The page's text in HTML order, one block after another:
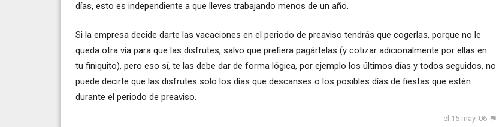
días, esto es independiente a que lleves trabajando menos de un año.
Si la empresa decide darte las vacaciones en el periodo de preaviso tendrás que cogerlas, porque no le
queda otra vía para que las disfrutes, salvo que prefiera pagártelas (y cotizar adicionalmente por ellas en
tu finiquito), pero eso sí, te las debe dar de forma lógica, por ejemplo los últimos días y todos seguidos, no
puede decirte que las disfrutes solo los días que descanses o los posibles días de fiestas que estén
durante el periodo de preaviso.
el 15 may. 06